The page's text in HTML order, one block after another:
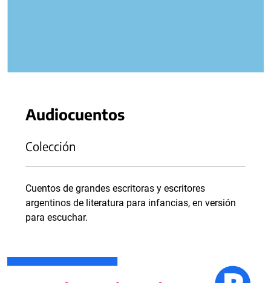
Audiocuentos
Colección
Cuentos de grandes escritoras y escritores
argentinos de literatura para infancias, en versión
para escuchar.